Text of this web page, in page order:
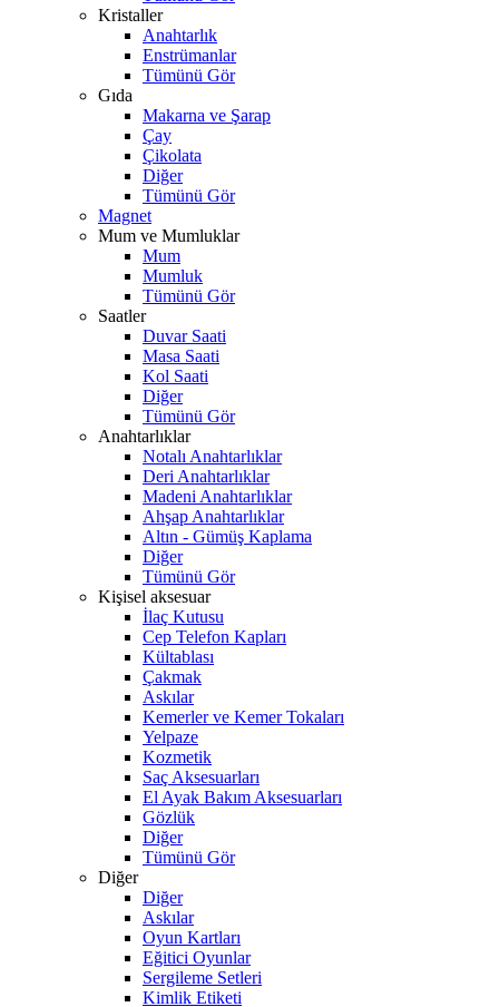
Kristaller
Anahtarlık
Enstrümanlar
Tümünü Gör
Gıda
Makarna ve Şarap
Çay
Çikolata
Diğer
Tümünü Gör
Magnet
Mum ve Mumluklar
Mum
Mumluk
Tümünü Gör
Saatler
Duvar Saati
Masa Saati
Kol Saati
Diğer
Tümünü Gör
Anahtarlıklar
Notalı Anahtarlıklar
Deri Anahtarlıklar
Madeni Anahtarlıklar
Ahşap Anahtarlıklar
Altın - Gümüş Kaplama
Diğer
Tümünü Gör
Kişisel aksesuar
İlaç Kutusu
Cep Telefon Kapları
Kültablası
Çakmak
Askılar
Kemerler ve Kemer Tokaları
Yelpaze
Kozmetik
Saç Aksesuarları
El Ayak Bakım Aksesuarları
Gözlük
Diğer
Tümünü Gör
Diğer
Diğer
Askılar
Oyun Kartları
Eğitici Oyunlar
Sergileme Setleri
Kimlik Etiketi